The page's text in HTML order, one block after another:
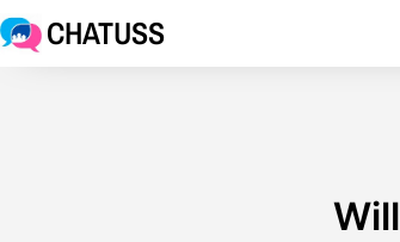
CHATUSS